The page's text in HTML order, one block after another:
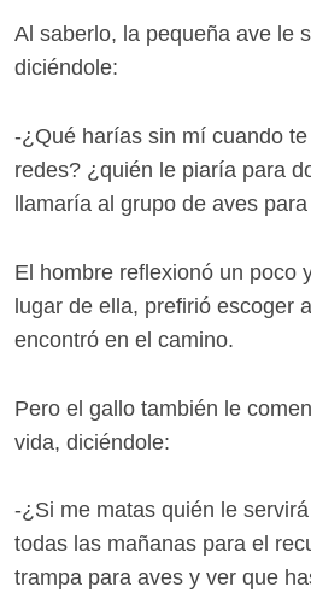
Al saberlo, la pequeña ave le
diciéndole:
-¿Qué harías sin mí cuando
redes? ¿quién le piaría para
llamaría al grupo de aves
El hombre reflexionó un poco
lugar de ella, prefirió escoger
encontró en el camino.
Pero el gallo también le
vida, diciéndole:
-¿Si me matas quién le
todas las mañanas para el
trampa para aves y ver que